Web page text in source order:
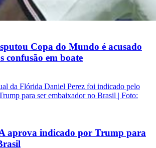
Copa do Mundo é acusado
confusão em boate
aprova indicado por Trump para